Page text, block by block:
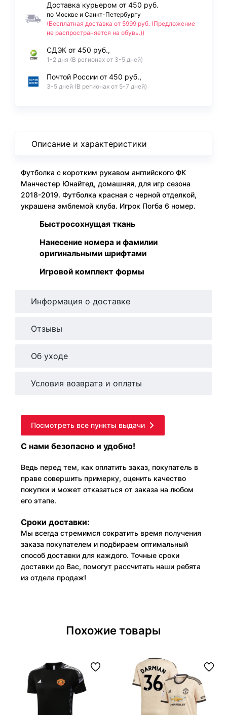
Доставка курьером от 450 руб.
по Москве и Санкт-Петербургу
(Бесплатная доставка от 5999 руб. (Предложение
не распространяется на обувь.))
СДЭК от 450 руб.,
1-2 дня (В регионах от 3-5 дней)
Почтой России от 450 руб.,
3-5 дней (В регионах от 5-7 дней)
Описание и характеристики
Футболка с коротким рукавом английского ФК
Манчестер Юнайтед, домашняя, для игр сезона
2018-2019. Футболка красная с черной отделкой,
украшена эмблемой клуба. Игрок Погба 6 номер.
Быстросохнущая ткань
Нанесение номера и фамилии
оригинальными шрифтами
Игровой комплект формы
Информация о доставке
Отзывы
Об уходе
Условия возврата и оплаты
Посмотреть все пункты выдачи
С нами безопасно и удобно!
Ведь перед тем, как оплатить заказ, покупатель в
праве совершить примерку, оценить качество
покупки и может отказаться от заказа на любом
его этапе.
Сроки доставки:
Мы всегда стремимся сократить время получения
заказа покупателем и подбираем оптимальный
способ доставки для каждого. Точные сроки
доставки до Вас, помогут рассчитать наши ребята
из отдела продаж!
Похожие товары